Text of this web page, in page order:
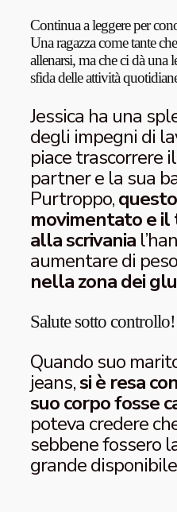
Continua a leggere per
Una ragazza come tante
allenarsi, ma che ci dà una
sfida delle attività
Jessica ha una
degli impegni di
piace trascorrere
partner e la sua
Purtroppo,
movimentato e
alla scrivania
aumentare di
nella zona dei
Salute sotto controllo!
Quando suo
jeans,si è resa
suo corpo fosse
poteva credere
sebbene fossero
grande